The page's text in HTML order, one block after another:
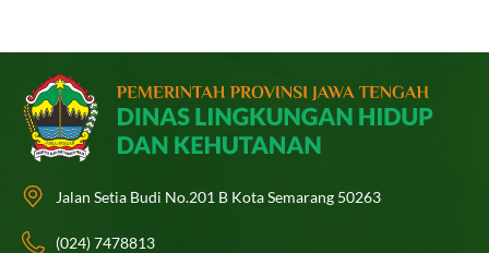
Jalan Setia Budi No.201 B Kota Semarang 50263
(024) 7478813